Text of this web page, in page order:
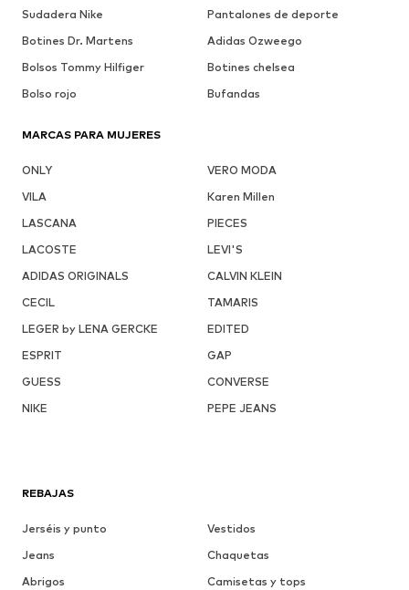
Sudadera Nike
Pantalones de deporte
Botines Dr. Martens
Adidas Ozweego
Bolsos Tommy Hilfiger
Botines chelsea
Bolso rojo
Bufandas
MARCAS PARA MUJERES
ONLY
VERO MODA
VILA
Karen Millen
LASCANA
PIECES
LACOSTE
LEVI'S
ADIDAS ORIGINALS
CALVIN KLEIN
CECIL
TAMARIS
LEGER by LENA GERCKE
EDITED
ESPRIT
GAP
GUESS
CONVERSE
NIKE
PEPE JEANS
REBAJAS
Jerséis y punto
Vestidos
Jeans
Chaquetas
Abrigos
Camisetas y tops